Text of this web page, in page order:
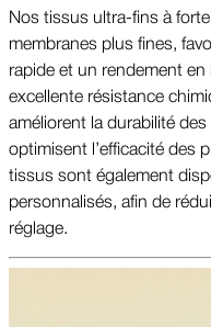
Nos tissus ultra-fins à
membranes plus fines,
rapide et un rendement
excellente résistance
améliorent la durabilité
optimisent l’efficacité des
tissus sont également
personnalisés, afin de
réglage.